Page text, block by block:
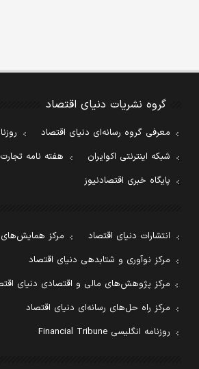
گروه نشریات دنیای اقتصاد
معرفی گروه رسانه‌ای دنیای اقتصاد
شبکه اینترنتی اکوایران
هفته نامه تجارت
پایگاه خبری اقتصادنیوز
انتشارات دنیای اقتصاد
مرکز همایش‌های
مرکز نوآوری و شتابدهی دنیای اقتصاد
مرکز پژوهش‌های مالی و اقتصادی دنیای
مرکز راه حل‌های رسانه‌ای دنیای اقتصاد
روزنامه انگلیسی Financial Tribune